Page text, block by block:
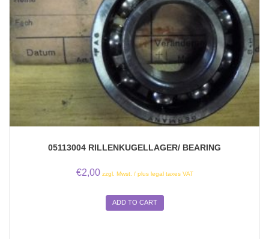
05113004 RILLENKUGELLAGER/ BEARING
€2,00 zzgl. Mwst. / plus legal taxes VAT
ADD TO CART